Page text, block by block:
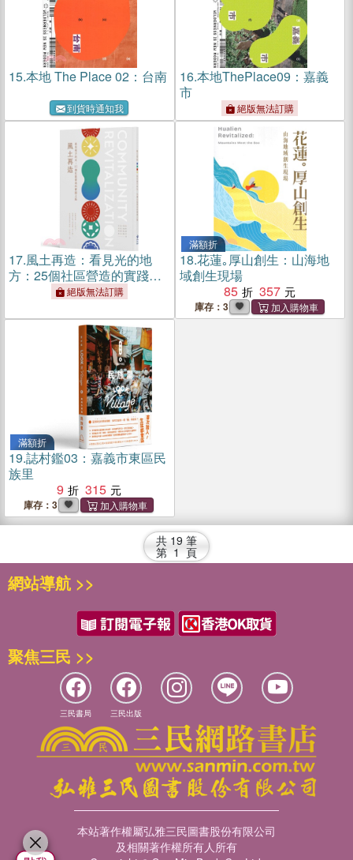
15.本地 The Place 02：台南
到貨時通知我
16.本地ThePlace09：嘉義
市
絕版無法訂購
17.風土再造：看見光的地
方：25個社區營造的實踐之
絕版無法訂購
滿額折
18.花蓮｡厚山創生：山海地
域創生現場
85
357
庫存：3
滿額折
19.誌村鑑03：嘉義市東區民
族里
9
315
庫存：3
共 19 筆
第 1 頁
網站導航 >>
聚焦三民 >>
三民書局 三民出版
本站著作權屬弘雅三民圖書股份有限公司
及相關著作權所有人所有